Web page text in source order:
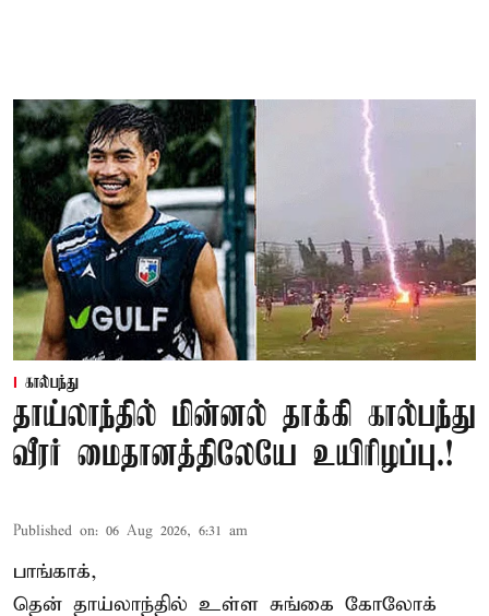
கால்பந்து
தாய்லாந்தில் மின்னல் தாக்கி கால்பந்து
வீரர் மைதானத்திலேயே உயிரிழப்பு.!
Published on: 06 Aug 2026, 6:31 am
பாங்காக்,
தென் தாய்லாந்தில் உள்ள சுங்கை கோலோக்